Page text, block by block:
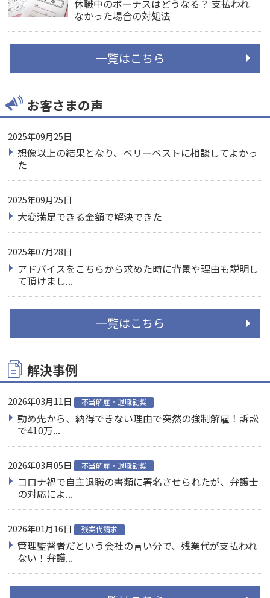
休職中のボーナスはどうなる？ 支払われ
なかった場合の対処法
一覧はこちら
お客さまの声
2025年09月25日
想像以上の結果となり、べリーベストに相談してよかっ
た
2025年09月25日
大変満足できる金額で解決できた
2025年07月28日
アドバイスをこちらから求めた時に背景や理由も説明し
て頂けまし...
一覧はこちら
解決事例
2026年03月11日 不当解雇・退職勧奨
勤め先から、納得できない理由で突然の強制解雇！訴訟
で410万...
2026年03月05日 不当解雇・退職勧奨
コロナ禍で自主退職の書類に署名させられたが、弁護士
の対応によ...
2026年01月16日 残業代請求
管理監督者だという会社の言い分で、残業代が支払われ
ない！弁護...